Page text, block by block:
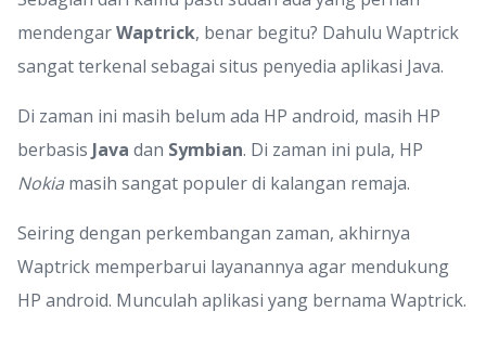
mendengarWaptrick, benar begitu? Dahulu Waptrick
sangat terkenal sebagai situs penyedia aplikasi Java.
Di zaman ini masih belum ada HP android, masih HP
berbasis Java dan Symbian. Di zaman ini pula, HP
Nokia masih sangat populer di kalangan remaja.
Seiring dengan perkembangan zaman, akhirnya
Waptrick memperbarui layanannya agar mendukung
HP android. Munculah aplikasi yang bernama Waptrick.